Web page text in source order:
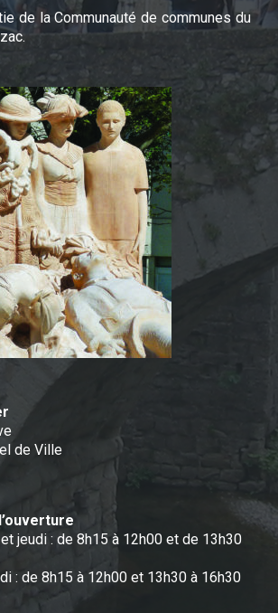
de la Communauté de communes du
de Ville
jeudi : de 8h15 à 12h00 et de 13h30
: de 8h15 à 12h00 et 13h30 à 16h30